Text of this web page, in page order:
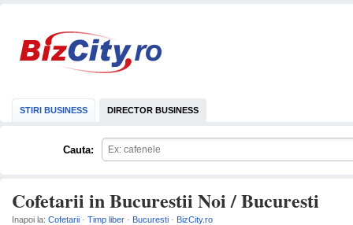
STIRI BUSINESS DIRECTOR BUSINESS
Cauta:
Cofetarii in Bucurestii Noi / Bucuresti
Inapoi la: Cofetarii · Timp liber · Bucuresti · BizCity.ro